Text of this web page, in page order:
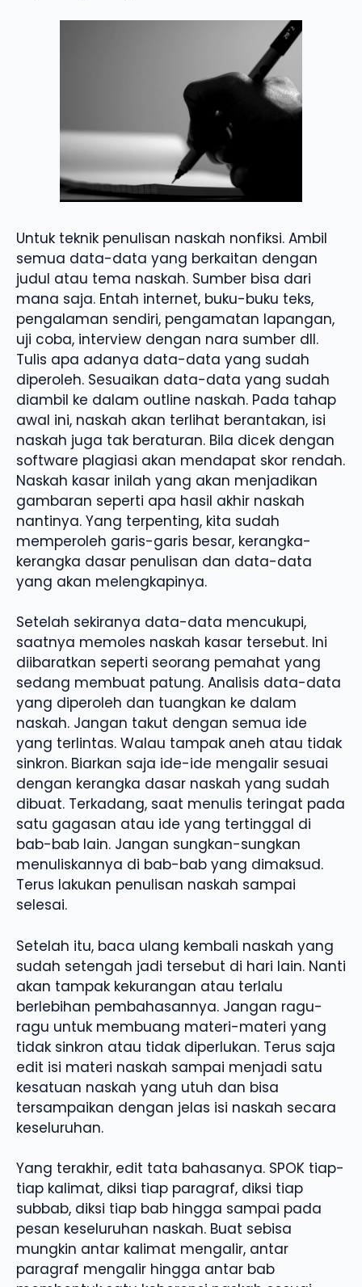
Untuk teknik penulisan naskah nonfiksi. Ambil
semua data-data yang berkaitan dengan
judul atau tema naskah. Sumber bisa dari
mana saja. Entah internet, buku-buku teks,
pengalaman sendiri, pengamatan lapangan,
uji coba, interview dengan nara sumber dll.
Tulis apa adanya data-data yang sudah
diperoleh. Sesuaikan data-data yang sudah
diambil ke dalam outline naskah. Pada tahap
awal ini, naskah akan terlihat berantakan, isi
naskah juga tak beraturan. Bila dicek dengan
software plagiasi akan mendapat skor rendah.
Naskah kasar inilah yang akan menjadikan
gambaran seperti apa hasil akhir naskah
nantinya. Yang terpenting, kita sudah
memperoleh garis-garis besar, kerangka-
kerangka dasar penulisan dan data-data
yang akan melengkapinya.
Setelah sekiranya data-data mencukupi,
saatnya memoles naskah kasar tersebut. Ini
diibaratkan seperti seorang pemahat yang
sedang membuat patung. Analisis data-data
yang diperoleh dan tuangkan ke dalam
naskah. Jangan takut dengan semua ide
yang terlintas. Walau tampak aneh atau tidak
sinkron. Biarkan saja ide-ide mengalir sesuai
dengan kerangka dasar naskah yang sudah
dibuat. Terkadang, saat menulis teringat pada
satu gagasan atau ide yang tertinggal di
bab-bab lain. Jangan sungkan-sungkan
menuliskannya di bab-bab yang dimaksud.
Terus lakukan penulisan naskah sampai
selesai.
Setelah itu, baca ulang kembali naskah yang
sudah setengah jadi tersebut di hari lain. Nanti
akan tampak kekurangan atau terlalu
berlebihan pembahasannya. Jangan ragu-
ragu untuk membuang materi-materi yang
tidak sinkron atau tidak diperlukan. Terus saja
edit isi materi naskah sampai menjadi satu
kesatuan naskah yang utuh dan bisa
tersampaikan dengan jelas isi naskah secara
keseluruhan.
Yang terakhir, edit tata bahasanya. SPOK tiap-
tiap kalimat, diksi tiap paragraf, diksi tiap
subbab, diksi tiap bab hingga sampai pada
pesan keseluruhan naskah. Buat sebisa
mungkin antar kalimat mengalir, antar
paragraf mengalir hingga antar bab